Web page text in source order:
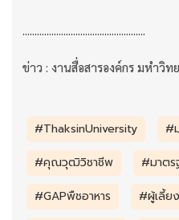
ข่าว : งานสื่อสารองค์กร มหำวิ
#ThaksinUniversity
#
#คุณวุฒิวิชาชีพ
#มาตร
#GAPพืชอาหาร
#ผู้เลี้ย